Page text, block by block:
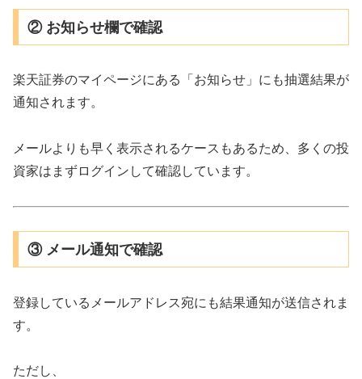
② お知らせ欄で確認
楽天証券のマイページにある「お知らせ」にも抽選結果が
通知されます。
メールよりも早く表示されるケースもあるため、多くの投
資家はまずログインして確認しています。
③ メール通知で確認
登録しているメールアドレス宛にも結果通知が送信されま
す。
ただし、